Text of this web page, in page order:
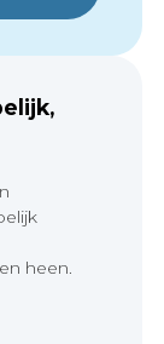
heen.